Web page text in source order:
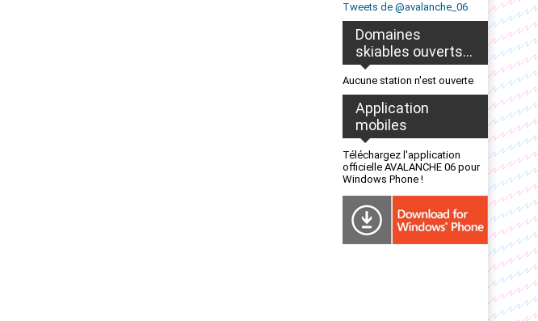
Tweets de @avalanche_06
Domaines
skiables ouverts...
Aucune station n'est ouverte
Application
mobiles
Téléchargez l'application
officielle AVALANCHE 06 pour
Windows Phone !